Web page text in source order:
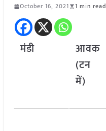
October 16, 2021 1 min read
मंडी
आवक
(टन
में)